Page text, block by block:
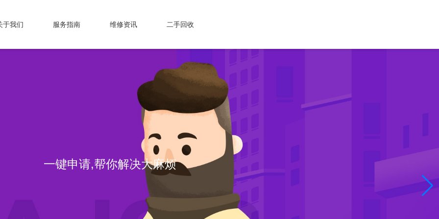
于我们 服务指南 维修资讯 二手回收
一键申请,帮你解决大麻烦